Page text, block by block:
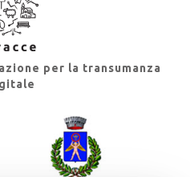
per la transumanza